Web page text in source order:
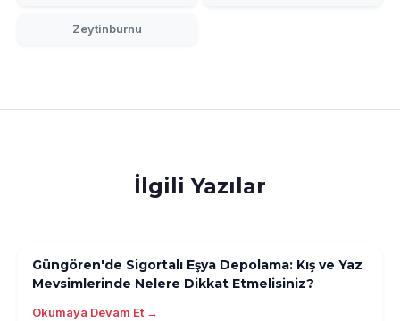
Zeytinburnu
İlgili Yazılar
Güngören'de Sigortalı Eşya Depolama: Kış ve Yaz
Mevsimlerinde Nelere Dikkat Etmelisiniz?
Okumaya Devam Et →